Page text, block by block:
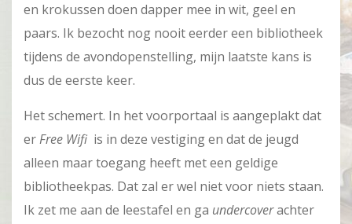
en krokussen doen dapper mee in wit, geel en
paars. Ik bezocht nog nooit eerder een bibliotheek
tijdens de avondopenstelling, mijn laatste kans is
dus de eerste keer.
Het schemert. In het voorportaal is aangeplakt dat
erFree Wifi is in deze vestiging en dat de jeugd
alleen maar toegang heeft met een geldige
bibliotheekpas. Dat zal er wel niet voor niets staan.
Ik zet me aan de leestafel en ga undercoverachter